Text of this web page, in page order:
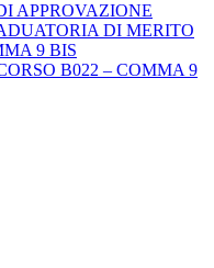
APPROVAZIONE
DI MERITO
9 BIS
B022 – COMMA 9